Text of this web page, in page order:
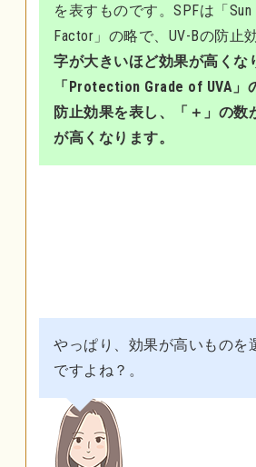
を表すものです。SPFは「Sun
Factor」の略で、UV-Bの防止
字が大きいほど効果が高くな
「Protection Grade of UVA」
防止効果を表し、「＋」の数
が高くなります。
やっぱり、効果が高いものを
ですよね？。